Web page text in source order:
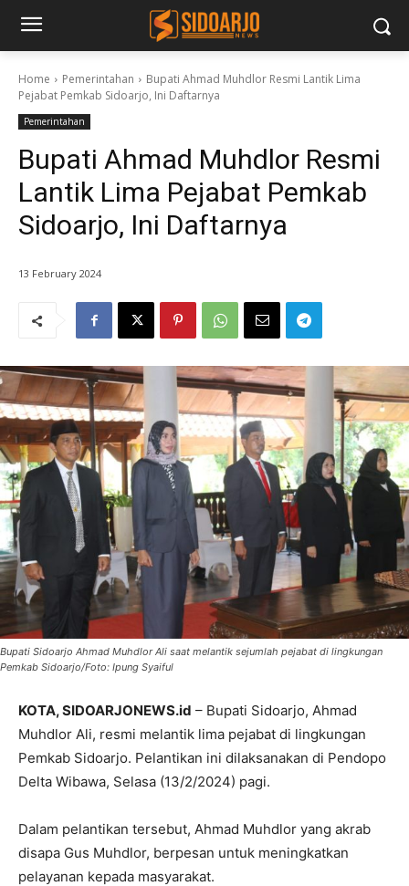
Home Pemerintahan
Bupati Ahmad Muhdlor Resmi Lantik Lima
Pejabat Pemkab Sidoarjo, Ini Daftarnya
Pemerintahan
Bupati Ahmad Muhdlor Resmi
Lantik Lima Pejabat Pemkab
Sidoarjo, Ini Daftarnya
13 February 2024
Bupati Sidoarjo Ahmad Muhdlor Ali saat melantik sejumlah pejabat di lingkungan
Pemkab Sidoarjo/Foto: Ipung Syaiful
KOTA, SIDOARJONEWS.id – Bupati Sidoarjo, Ahmad
Muhdlor Ali, resmi melantik lima pejabat di lingkungan
Pemkab Sidoarjo. Pelantikan ini dilaksanakan di Pendopo
Delta Wibawa, Selasa (13/2/2024) pagi.
Dalam pelantikan tersebut, Ahmad Muhdlor yang akrab
disapa Gus Muhdlor, berpesan untuk meningkatkan
pelayanan kepada masyarakat.